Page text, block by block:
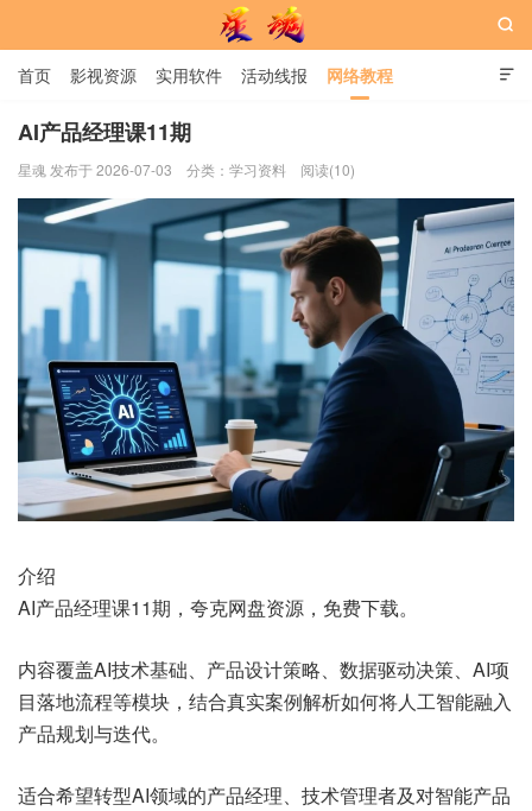
星魂网

首页 影视资源 实用软件 活动线报 网络教程
用户中心 书籍 娱乐

AI产品经理课11期
星魂 发布于 2026-07-03 分类： 学习资料 阅读(10)
介绍
AI产品经理课11期，夸克网盘资源，免费下载。
内容覆盖AI技术基础、产品设计策略、数据驱动决策、AI项
目落地流程等模块，结合真实案例解析如何将人工智能融入
产品规划与迭代。
适合希望转型AI领域的产品经理、技术管理者及对智能产品